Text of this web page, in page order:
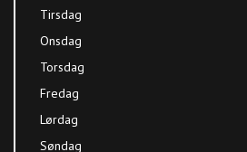
Tirsdag
Onsdag
Torsdag
Fredag
Lørdag
Søndag